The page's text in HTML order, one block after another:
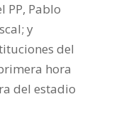
PP, Pablo
y
del
hora
del estadio